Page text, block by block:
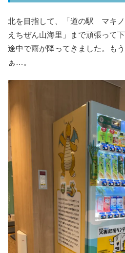
北を目指して、「道の駅 マキ
えちぜん山海里」まで頑張って下
途中で雨が降ってきました。も
ぁ…。